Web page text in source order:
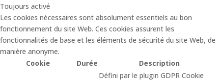
Toujours activé
Les cookies nécessaires sont absolument essentiels au bon
fonctionnement du site Web. Ces cookies assurent les
fonctionnalités de base et les éléments de sécurité du site Web, de
manière anonyme.
Cookie
Durée Description
Défini par le plugin GDPR Cookie